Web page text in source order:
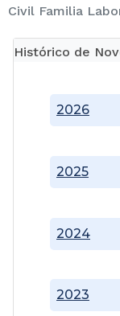
Civil Familia
Histórico de
2023
2024
2025
2026